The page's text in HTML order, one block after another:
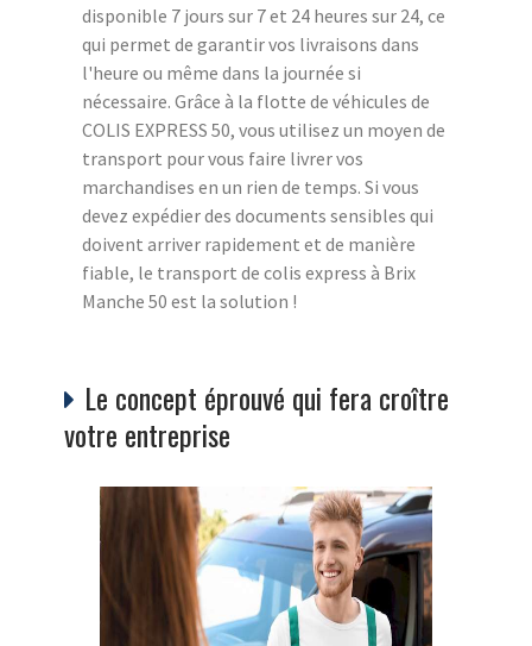
disponible 7 jours sur 7 et 24 heures sur 24, ce
qui permet de garantir vos livraisons dans
l'heure ou même dans la journée si
nécessaire. Grâce à la flotte de véhicules de
COLIS EXPRESS 50, vous utilisez un moyen de
transport pour vous faire livrer vos
marchandises en un rien de temps. Si vous
devez expédier des documents sensibles qui
doivent arriver rapidement et de manière
fiable, le transport de colis express à Brix
Manche 50 est la solution !
Le concept éprouvé qui fera croître
votre entreprise